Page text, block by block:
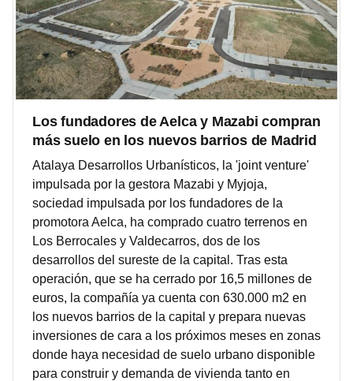
Los fundadores de Aelca y Mazabi compran
más suelo en los nuevos barrios de Madrid
Atalaya Desarrollos Urbanísticos, la 'joint venture'
impulsada por la gestora Mazabi y Myjoja,
sociedad impulsada por los fundadores de la
promotora Aelca, ha comprado cuatro terrenos en
Los Berrocales y Valdecarros, dos de los
desarrollos del sureste de la capital. Tras esta
operación, que se ha cerrado por 16,5 millones de
euros, la compañía ya cuenta con 630.000 m2 en
los nuevos barrios de la capital y prepara nuevas
inversiones de cara a los próximos meses en zonas
donde haya necesidad de suelo urbano disponible
para construir y demanda de vivienda tanto en